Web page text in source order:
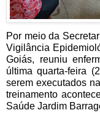
Por meio da
Vigilância
Goiás, reuniu
última quarta-feira
serem executados
treinamento
Saúde Jardim